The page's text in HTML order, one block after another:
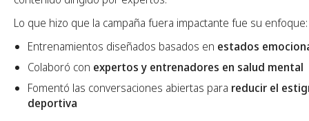
Lo que hizo que la campaña fuera impactante fue su enfoque:
Entrenamientos diseñados basados en estados
Colaboró con expertos y entrenadores en salud mental
Fomentó las conversaciones abiertas para reducir el
deportiva